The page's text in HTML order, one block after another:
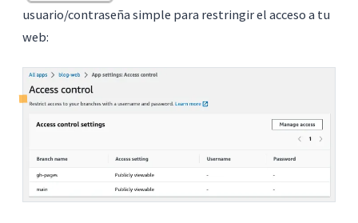
usuario/contraseña simple para restringir el acceso a tu
web: